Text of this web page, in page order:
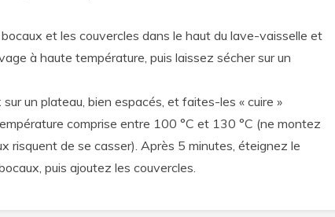
et les couvercles dans le haut du lave-vaisselle et
à haute température, puis laissez sécher sur un
un plateau, bien espacés, et faites-les « cuire »
comprise entre 100 °C et 130 °C (ne montez
risquent de se casser). Après 5 minutes, éteignez le
puis ajoutez les couvercles.